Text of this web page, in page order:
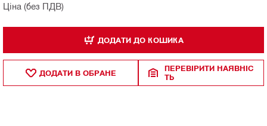
Ціна (без ПДВ)
ДОДАТИ ДО КОШИКА
ДОДАТИ В ОБРАНЕ
ПЕРЕВІРИТИ НАЯВНІС
ТЬ